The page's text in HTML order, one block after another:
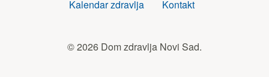
Kalendar zdravlja
Kontakt
© 2026 Dom zdravlja Novi Sad.